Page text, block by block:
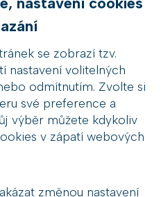
se zobrazí tzv.
nastavení volitelných
odmítnutím. Zvolte si
své preference a
výběr můžete kdykoliv
v zápatí webových
změnou nastavení